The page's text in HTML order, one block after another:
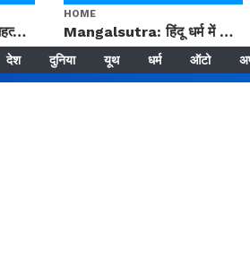
मनीषा हत्याकांड: हत्या, आत्महत्या या कोई बड़ा राज? | Full Story | Josh Haryana
HOME
Mangalsutra: हिंदू धर्म में शादी के बाद मंगलसूत्र क्यों पहनती है महिलाएं, किसने शुरु की ये परंपरा
देश दुनिया यूथ धर्म ऑटो